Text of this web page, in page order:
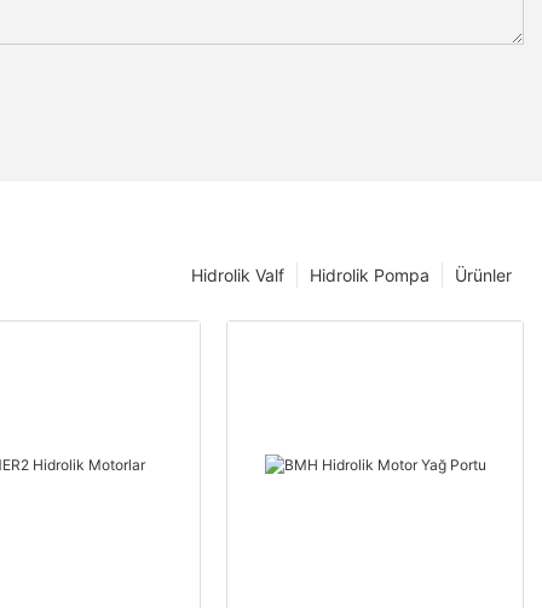
Ürünler
Hidrolik Pompa
Hidrolik Valf